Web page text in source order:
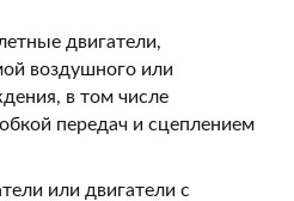
двигатели,
воздушного или
в том числе
передач и сцеплением
или двигатели с